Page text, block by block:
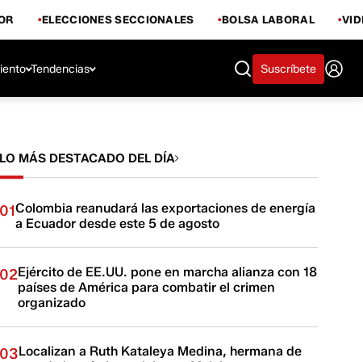
ELECCIONES SECCIONALES BOLSA LABORAL
Tendencias Suscríbete
LO MÁS DESTACADO DEL DÍA
01Colombia reanudará las exportaciones de energía
a Ecuador desde este 5 de agosto
02Ejército de EE.UU. pone en marcha alianza con 18
países de América para combatir el crimen
organizado
03Localizan a Ruth Kataleya Medina, hermana de